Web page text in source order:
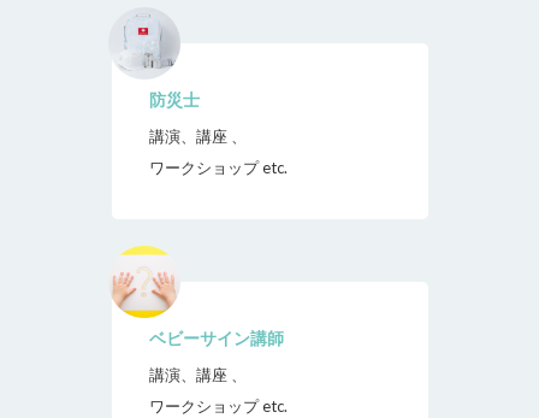
防災士
講演、講座 、
ワークショップ etc.
ベビーサイン講師
講演、講座 、
ワークショップ etc.